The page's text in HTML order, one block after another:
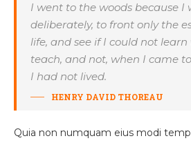
I went to the woods because I
deliberately, to front only the
life, and see if I could not
teach, and not, when I came
I had not lived.
HENRY DAVID THOREAU
Quia non numquam eius modi